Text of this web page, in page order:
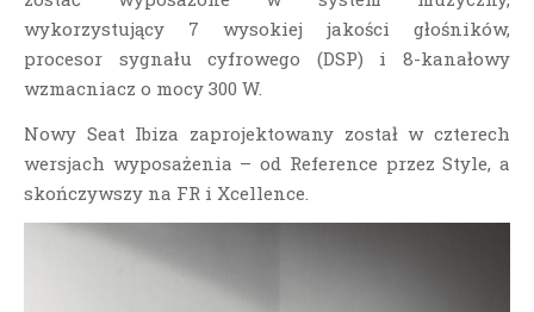
wykorzystujący 7 wysokiej jakości głośników,
procesor sygnału cyfrowego (DSP) i 8-kanałowy
wzmacniacz o mocy 300 W.
Nowy Seat Ibiza zaprojektowany został w czterech
wersjach wyposażenia – od Reference przez Style, a
skończywszy na FR i Xcellence.